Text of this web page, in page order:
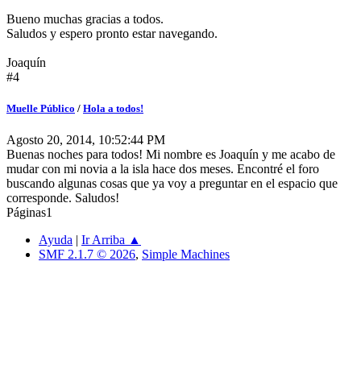
Bueno muchas gracias a todos.
Saludos y espero pronto estar navegando.
Joaquín
#4
Muelle Público / Hola a todos!
Agosto 20, 2014, 10:52:44 PM
Buenas noches para todos! Mi nombre es Joaquín y me acabo de
mudar con mi novia a la isla hace dos meses. Encontré el foro
buscando algunas cosas que ya voy a preguntar en el espacio que
corresponde. Saludos!
Páginas1
Ayuda | Ir Arriba ▲
SMF 2.1.7 © 2026, Simple Machines